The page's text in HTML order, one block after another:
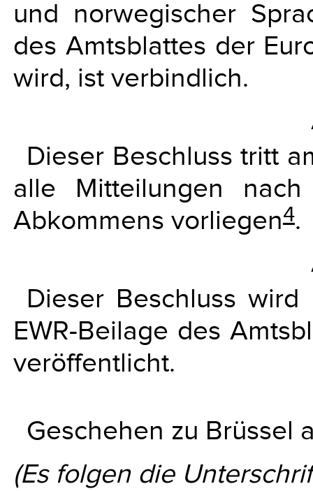
und norwegischer
des Amtsblattes der
wird, ist verbindlich.
Dieser Beschluss tritt
alle Mitteilungen
Abkommens vorliegen4.
Dieser Beschluss
EWR-Beilage des
veröffentlicht.
Geschehen zu Brüssel
(Es folgen die